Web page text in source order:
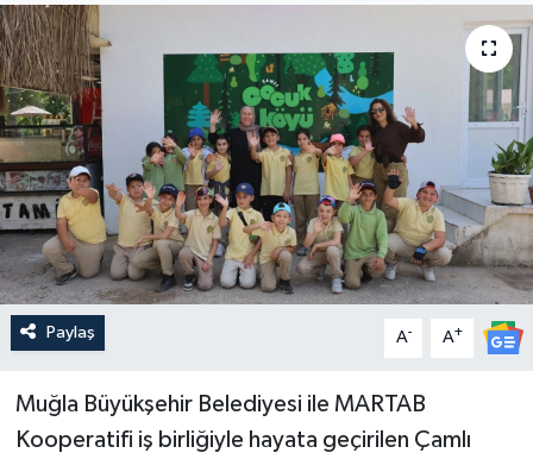
Paylaş A- A+
Muğla Büyükşehir Belediyesi ile MARTAB
Kooperatifi iş birliğiyle hayata geçirilen Çamlı
Kültür & Sanat
Magazin
Resmi İlan
Sağlık & Yaşam
Siyaset
Spor